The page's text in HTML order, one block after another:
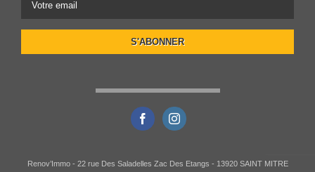
Renov’Immo - 22 rue Des Saladelles Zac Des Etangs - 13920 SAINT MITRE